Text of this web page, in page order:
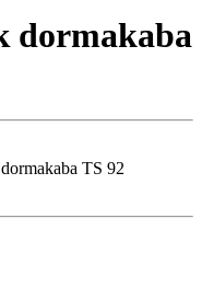
dormakaba
TS 92